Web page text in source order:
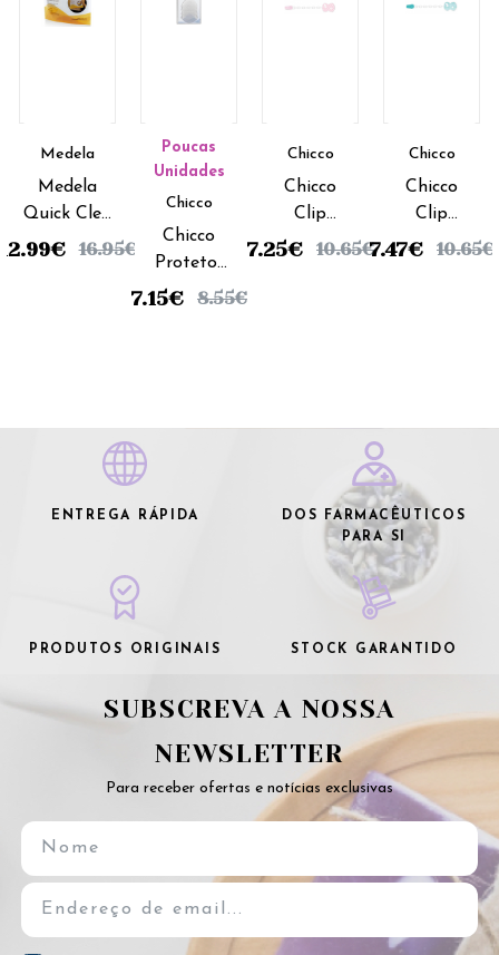
Medela
Medela
Quick Clea
Saco
€ 16.95€
Poucas
Unidades
Chicco
Chicco
Protetor
Cantos
7.15€ 8.55€
Chicco
Chicco
Clip
Corrente
7.25€ 10.65€
Chicco
Chicco
Clip
Corrente
7.47€ 10.65€
ENTREGA RÁPIDA
DOS FARMACÊUTICOS
PARA SI
PRODUTOS ORIGINAIS STOCK GARANTIDO
SUBSCREVA A NOSSA
NEWSLETTER
Para receber ofertas e notícias exclusivas